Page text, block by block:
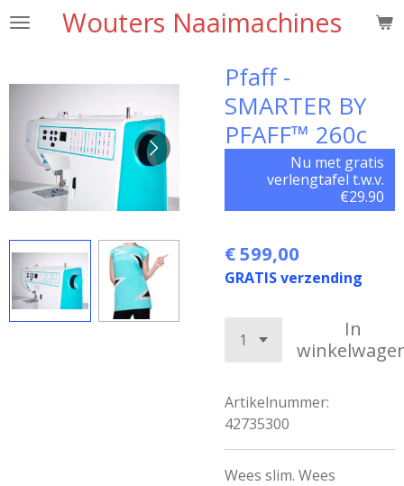
Ga
de
Wouters Naaimachines
Pfaff -
SMARTER BY
PFAFF™ 260c
Nu met gratis
verlengtafel t.w.v.
€29.90
€ 599,00
GRATIS verzending
In
Artikelnummer:
42735300
Wees slim. Wees